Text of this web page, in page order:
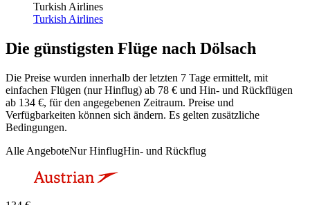
Turkish Airlines
Turkish Airlines
Die günstigsten Flüge nach Dölsach
Die Preise wurden innerhalb der letzten 7 Tage ermittelt, mit
einfachen Flügen (nur Hinflug) ab 78 € und Hin- und Rückflügen
ab 134 €, für den angegebenen Zeitraum. Preise und
Verfügbarkeiten können sich ändern. Es gelten zusätzliche
Bedingungen.
Alle AngeboteNur HinflugHin- und Rückflug